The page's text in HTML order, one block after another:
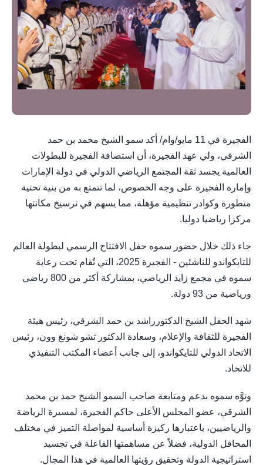
الفجيرة في 11 مايو/وام/ أكد سمو الشيخ محمد بن حمد
الشرقي، ولي عهد الفجيرة، أن استضافة الفجيرة للبطولات
العالمية يجسد ثقة المجتمع الرياضي الدولي في دولة الإمارات
وإمارة الفجيرة على وجه الخصوص، لما تتمتع به من بنية تحتية
متطورة وكوادر تنظيمية مؤهلة، مما يسهم في ترسيخ مكانتها
مركزا رياضيا دوليا.
جاء ذلك خلال حضور سموه حفل الافتتاح الرسمي لبطولة العالم
للتايكواندو للناشئين - الفجيرة 2025، التي تُقام تحت رعاية
سموه في مجمع زايد الرياضي، بمشاركة أكثر من 800 رياضي
ورياضية من 93 دولة.
شهد الحفل الشيخ الدكتورراشد بن حمد الشرقي، رئيس هيئة
الفجيرة للثقافة والإعلام، وسعادة الدكتور تشو شونغ وون، رئيس
الاتحاد الدولي للتايكواندو، إلى جانب أعضاء المكتب التنفيذي
للاتحاد.
ونوَّه سموه بدعم ومتابعة صاحب السمو الشيخ حمد بن محمد
الشرقي، عضو المجلس الأعلى حاكم الفجيرة، لمسيرة الرياضة
والرياضيين، باعتبارها ركيزة أساسية لمواصلة التميز في مختلف
المحافل الدولية، فضلاً عن مساهمتها الفاعلة في تجسيد
استراتيجية الدولة وتحقيق رؤيتها العالمية في هذا المجال.